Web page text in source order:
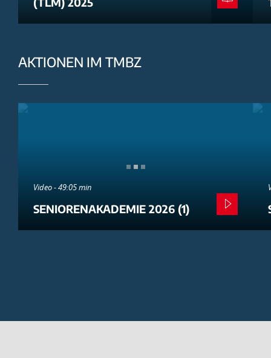
AKTIONEN IM TMBZ
Video - 49:05 min
SENIORENAKADEMIE 2026 (1)